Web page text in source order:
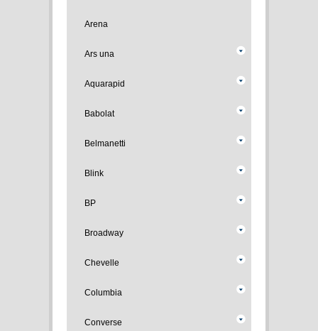
Arena
Ars una
Aquarapid
Babolat
Belmanetti
Blink
BP
Broadway
Chevelle
Columbia
Converse